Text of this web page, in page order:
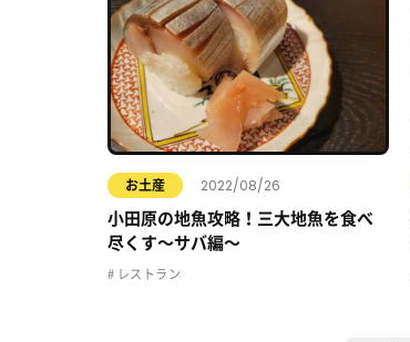
お土産 2022/08/26
小田原の地魚攻略！三大地魚を食べ
尽くす〜サバ編〜
レストラン